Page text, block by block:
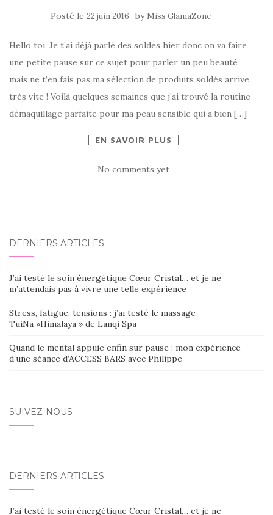
Posté le 22 juin 2016 by Miss GlamaZone
Hello toi, Je t’ai déjà parlé des soldes hier donc on va faire
une petite pause sur ce sujet pour parler un peu beauté
mais ne t’en fais pas ma sélection de produits soldés arrive
très vite ! Voilà quelques semaines que j’ai trouvé la routine
démaquillage parfaite pour ma peau sensible qui a bien […]
EN SAVOIR PLUS
No comments yet
DERNIERS ARTICLES
J’ai testé le soin énergétique Cœur Cristal… et je ne
m’attendais pas à vivre une telle expérience
Stress, fatigue, tensions : j’ai testé le massage
TuiNa »Himalaya » de Lanqi Spa
Quand le mental appuie enfin sur pause : mon expérience
d’une séance d’ACCESS BARS avec Philippe
SUIVEZ-NOUS
DERNIERS ARTICLES
J’ai testé le soin énergétique Cœur Cristal… et je ne